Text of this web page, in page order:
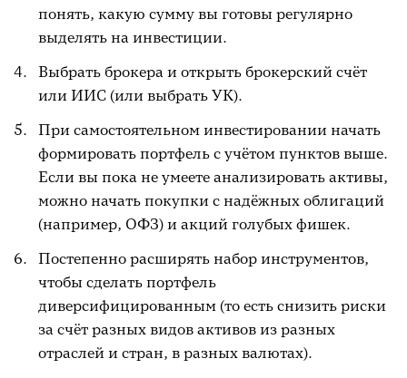
понять, какую сумму вы готовы регулярно
выделять на инвестиции.
Выбрать брокера и открыть брокерский счёт
или ИИС (или выбрать УК).
При самостоятельном инвестировании начать
формировать портфель с учётом пунктов выше.
Если вы пока не умеете анализировать активы,
можно начать покупки с надёжных облигаций
(например, ОФЗ) и акций голубых фишек.
Постепенно расширять набор инструментов,
чтобы сделать портфель
диверсифицированным (то есть снизить риски
за счёт разных видов активов из разных
отраслей и стран, в разных валютах).